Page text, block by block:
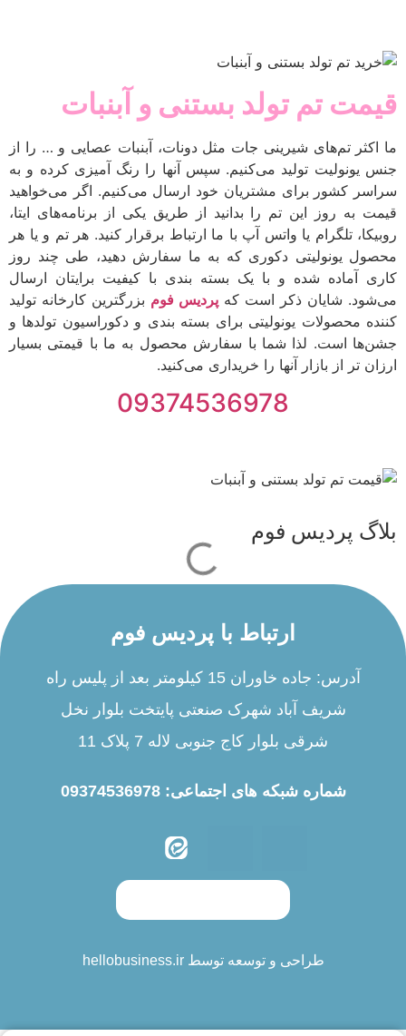
قیمت تم تولد بستنی و آبنبات
ما اکثر تم‌های شیرینی جات مثل دونات، آبنبات عصایی و … را از
جنس یونولیت تولید می‌کنیم. سپس آنها را رنگ آمیزی کرده و به
سراسر کشور برای مشتریان خود ارسال می‌کنیم. اگر می‌خواهید
قیمت به روز این تم را بدانید از طریق یکی از برنامه‌های ایتا،
روبیکا، تلگرام یا واتس آپ با ما ارتباط برقرار کنید. هر تم و یا هر
محصول یونولیتی دکوری که به ما سفارش دهید، طی چند روز
کاری آماده شده و با یک بسته بندی با کیفیت برایتان ارسال
می‌شود. شایان ذکر است که پردیس فوم بزرگترین کارخانه تولید
کننده محصولات یونولیتی برای بسته بندی و دکوراسیون تولدها و
جشن‌ها است. لذا شما با سفارش محصول به ما با قیمتی بسیار
ارزان تر از بازار آنها را خریداری می‌کنید.
09374536978
بلاگ پردیس فوم
ارتباط با پردیس فوم
آدرس: جاده خاوران 15 کیلومتر بعد از پلیس راه
شریف آباد شهرک صنعتی پایتخت بلوار نخل
شرقی بلوار کاج جنوبی لاله 7 پلاک 11
شماره شبکه های اجتماعی: 09374536978
طراحی و توسعه توسط hellobusiness.ir